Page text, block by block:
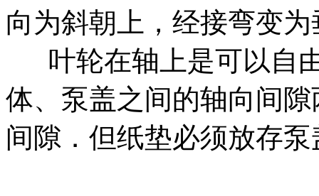
向为斜朝上，经接弯变
叶轮在轴上是可以自
体、泵盖之间的轴向间
间隙．但纸垫必须放存